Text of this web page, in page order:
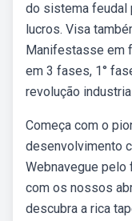
do sistema feudal
lucros. Visa
Manifestasse em
em 3 fases, 1°
revolução
Começa com o
desenvolvimento
Webnavegue
com os nossos
descubra a rica